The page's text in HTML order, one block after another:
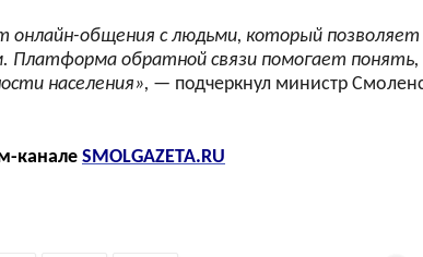
общения с людьми, который
обратной связи помогает понять,
населения», — подчеркнул министр
канале SMOLGAZETA.RU